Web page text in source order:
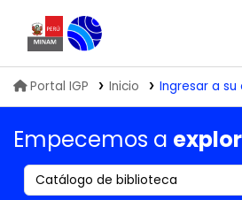
Biblioteca IGP
Portal IGP Inicio Ingresar a su
Empecemos a